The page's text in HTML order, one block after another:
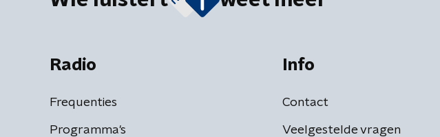
Radio
Frequenties
Programma's
Info
Contact
Veelgestelde vragen